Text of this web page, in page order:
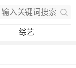
综艺